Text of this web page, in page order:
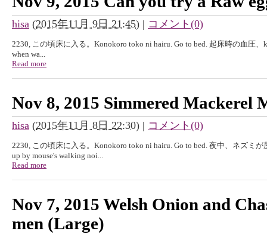
hisa (2015年11月 9日 21:45) | コメント(0)
2230, この頃床に入る。Konokoro toko ni hairu. Go to bed. 起床時の血圧、
when wa...
Read more
Nov 8, 2015 Simmered Mackerel
hisa (2015年11月 8日 22:30) | コメント(0)
2230, この頃床に入る。Konokoro toko ni hairu. Go to bed. 夜中、ネズミ
up by mouse's walking noi...
Read more
Nov 7, 2015 Welsh Onion and
men (Large)